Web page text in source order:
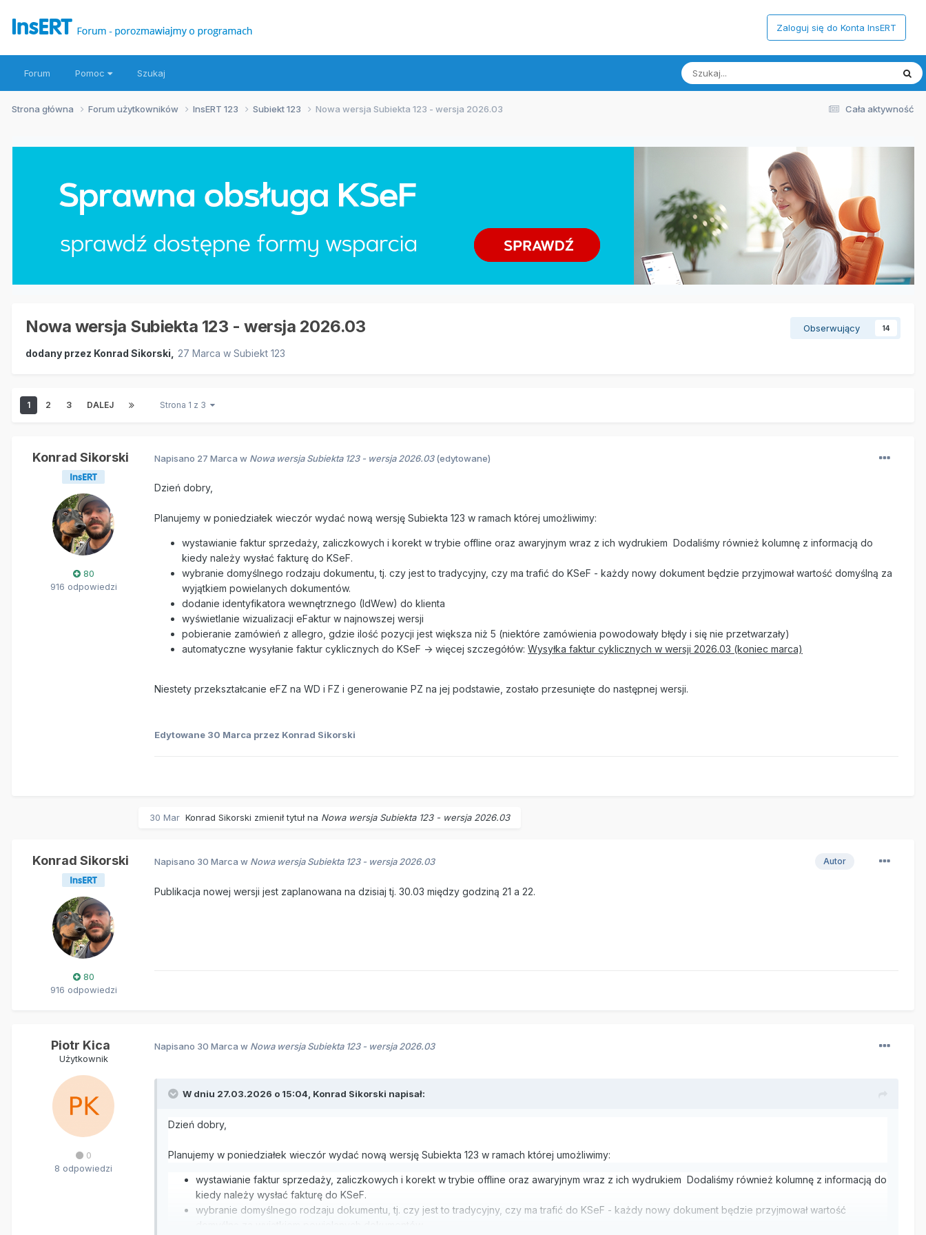
Zaloguj się do Konta InsERT
Forum Pomoc Szukaj
Cała aktywność
Strona główna Forum użytkowników InsERT 123 Subiekt 123 Nowa wersja Subiekta 123 - wersja 2026.03
Nowa wersja Subiekta 123 - wersja 2026.03 Obserwujący 14
dodany przez Konrad Sikorski 27 Marca w Subiekt 123
1 2 3 DALEJ Strona 1 z 3
Konrad Sikorski
80
916 odpowiedzi
Napisano 27 Marca w Nowa wersja Subiekta 123 - wersja 2026.03 (edytowane)
Dzień dobry,
Planujemy w poniedziałek wieczór wydać nową wersję Subiekta 123 w ramach której umożliwimy:
wystawianie faktur sprzedaży, zaliczkowych i korekt w trybie offline oraz awaryjnym wraz z ich wydrukiem Dodaliśmy również kolumnę z informacją do
kiedy należy wysłać fakturę do KSeF.
wybranie domyślnego rodzaju dokumentu, tj. czy jest to tradycyjny, czy ma trafić do KSeF - każdy nowy dokument będzie przyjmował wartość domyślną za
wyjątkiem powielanych dokumentów.
dodanie identyfikatora wewnętrznego (IdWew) do klienta
wyświetlanie wizualizacji eFaktur w najnowszej wersji
pobieranie zamówień z allegro, gdzie ilość pozycji jest większa niż 5 (niektóre zamówienia powodowały błędy i się nie przetwarzały)
automatyczne wysyłanie faktur cyklicznych do KSeF -> więcej szczegółów: Wysyłka faktur cyklicznych w wersji 2026.03 (koniec marca)
Niestety przekształcanie eFZ na WD i FZ i generowanie PZ na jej podstawie, zostało przesunięte do następnej wersji.
Edytowane 30 Marca przez Konrad Sikorski
30 Mar Konrad Sikorski zmienił tytuł na Nowa wersja Subiekta 123 - wersja 2026.03
Konrad Sikorski
80
916 odpowiedzi
Autor
Napisano 30 Marca w Nowa wersja Subiekta 123 - wersja 2026.03
Publikacja nowej wersji jest zaplanowana na dzisiaj tj. 30.03 między godziną 21 a 22.
Piotr Kica
Użytkownik
0
8 odpowiedzi
Napisano 30 Marca w Nowa wersja Subiekta 123 - wersja 2026.03
W dniu 27.03.2026 o 15:04, Konrad Sikorski napisał:
Dzień dobry,
Planujemy w poniedziałek wieczór wydać nową wersję Subiekta 123 w ramach której umożliwimy:
wystawianie faktur sprzedaży, zaliczkowych i korekt w trybie offline oraz awaryjnym wraz z ich wydrukiem Dodaliśmy również kolumnę z informacją do
kiedy należy wysłać fakturę do KSeF.
wybranie domyślnego rodzaju dokumentu, tj. czy jest to tradycyjny, czy ma trafić do KSeF - każdy nowy dokument będzie przyjmował wartość